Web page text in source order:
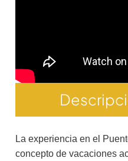
La experiencia en el
concepto de vacaciones